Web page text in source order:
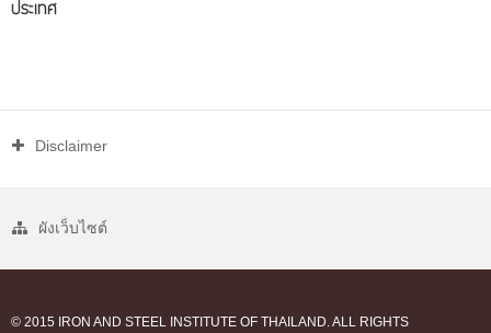
ประเทศ
Disclaimer
ผังเว็บไซต์
© 2015 IRON AND STEEL INSTITUTE OF THAILAND. ALL RIGHTS